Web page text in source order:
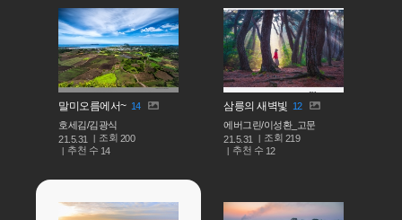
말미오름에서~ 14
호세김/김광식
21.5.31
조회 200
추천 수 14
삼릉의 새벽빛 12
에버그린/이성환_고문
21.5.31
조회 219
추천 수 12